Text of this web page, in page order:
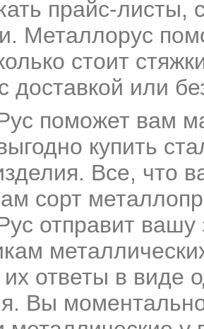
прайс-листы,
Металлорус
стоит
доставкой или
поможет вам
купить
Все, что
сорт
отправит
их ответы в виде
Вы